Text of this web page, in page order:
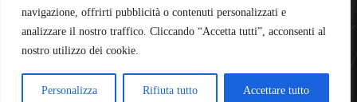
navigazione, offrirti pubblicità o contenuti personalizzati e
analizzare il nostro traffico. Cliccando “Accetta tutti”, acconsenti al
nostro utilizzo dei cookie.
Personalizza Rifiuta tutto Accettare tutto
Social Icons
Copyright © 2026 - Puntottica di Lorenzo Gervasi.